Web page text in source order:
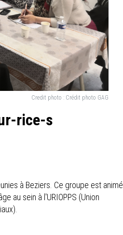
Credit photo : Crédit photo GAG
rice-s
à Beziers. Ce groupe est animé
au sein à l'URIOPPS (Union